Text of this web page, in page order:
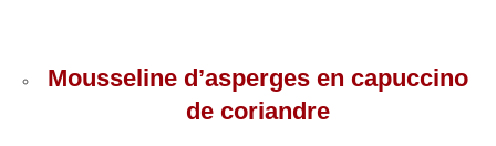
Mousseline d’asperges en capuccino
de coriandre